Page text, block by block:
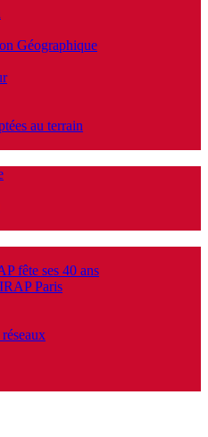
Géographique
au terrain
fête ses 40 ans
Paris